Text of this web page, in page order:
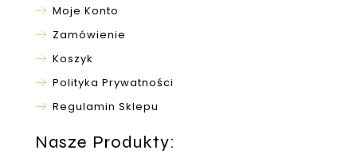
Moje Konto
Zamówienie
Koszyk
Polityka Prywatności
Regulamin Sklepu
Nasze Produkty: